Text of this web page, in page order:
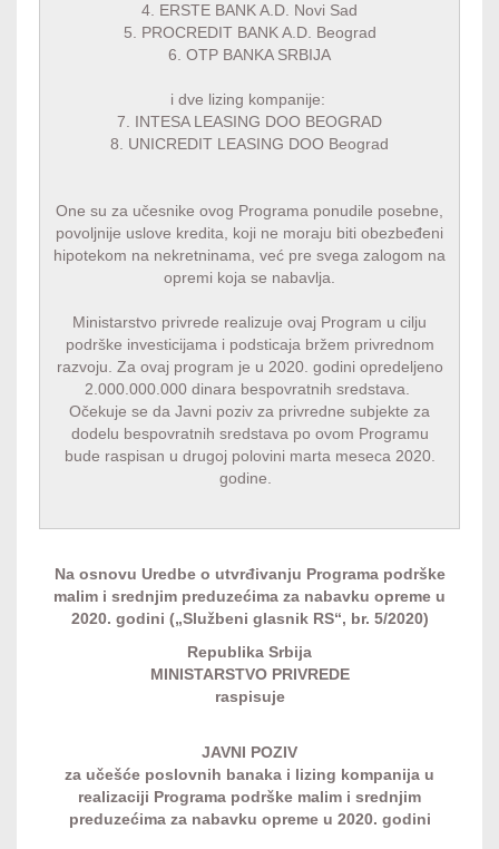
4. ERSTE BANK A.D. Novi Sad
5.
PROCREDIT BANK A.D. Beograd
6. OTP BANKA SRBIJA
i dve lizing kompanije:
7.
INTESA LEASING DOO BEOGRAD
8.
UNICREDIT LEASING DOO Beograd
One su za učesnike ovog Programa ponudile posebne,
povoljnije uslove kredita, koji ne moraju biti obezbeđeni
hipotekom na nekretninama, već pre svega zalogom na
opremi koja se nabavlja.
Ministarstvo privrede realizuje ovaj Program u cilju
podrške investicijama i podsticaja bržem privrednom
razvoju. Za ovaj program je u 2020. godini opredeljeno
2.000.000.000 dinara bespovratnih sredstava.
Očekuje se da Javni poziv za privredne subjekte za
dodelu bespovratnih sredstava po ovom Programu
bude raspisan u drugoj polovini marta meseca 2020.
godine.
Na osnovu Uredbe o utvrđivanju Programa podrške
malim i srednjim preduzećima za nabavku opreme u
2020. godini („Službeni glasnik RS“, br. 5/2020)
Republika Srbija
MINISTARSTVO PRIVREDE
raspisuje
JAVNI POZIV
za učešće poslovnih banaka i lizing kompanija u
realizaciji Programa podrške malim i srednjim
preduzećima za nabavku opreme u 2020. godini